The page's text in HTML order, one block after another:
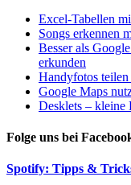
Excel-Tabellen
Songs erkennen
Besser als
erkunden
Handyfotos teilen
Google Maps
Desklets –
Folge uns bei
Spotify: Tipps &